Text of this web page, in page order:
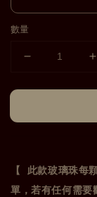
數量
【 此款玻璃珠每
單，若有任何需要